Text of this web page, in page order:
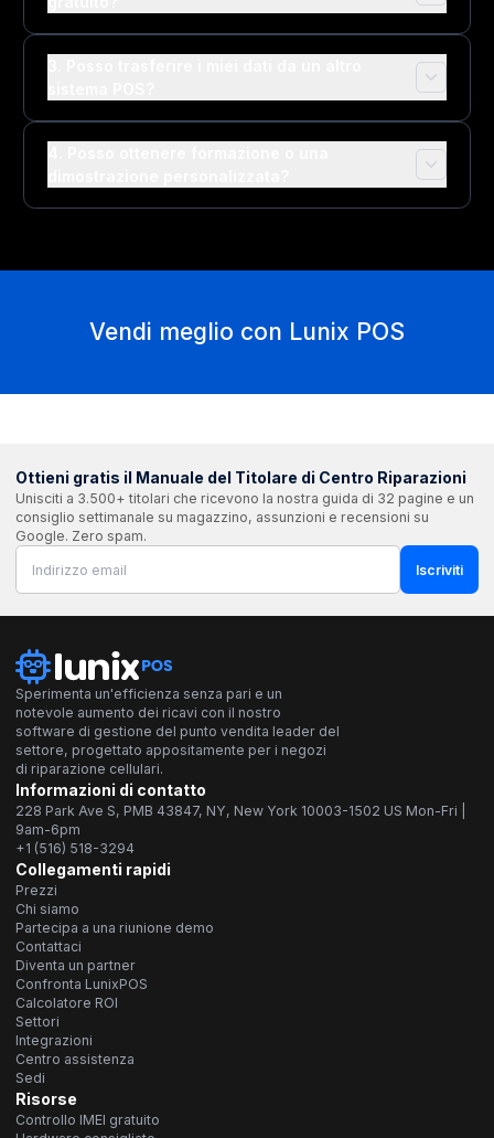
Vendi meglio con Lunix POS
Ottieni gratis il Manuale del Titolare di Centro Riparazioni
Unisciti a 3.500+ titolari che ricevono la nostra guida di 32 pagine e un
consiglio settimanale su magazzino, assunzioni e recensioni su
Google. Zero spam.
Iscriviti
Sperimenta un'efficienza senza pari e un
notevole aumento dei ricavi con il nostro
software di gestione del punto vendita leader del
settore, progettato appositamente per i negozi
di riparazione cellulari.
Informazioni di contatto
228 Park Ave S, PMB 43847, NY, New York 10003-1502 US Mon-Fri |
9am-6pm
+1 (516) 518-3294
Collegamenti rapidi
Prezzi
Chi siamo
Partecipa a una riunione demo
Contattaci
Diventa un partner
Confronta LunixPOS
Calcolatore ROI
Settori
Integrazioni
Centro assistenza
Sedi
Risorse
Controllo IMEI gratuito